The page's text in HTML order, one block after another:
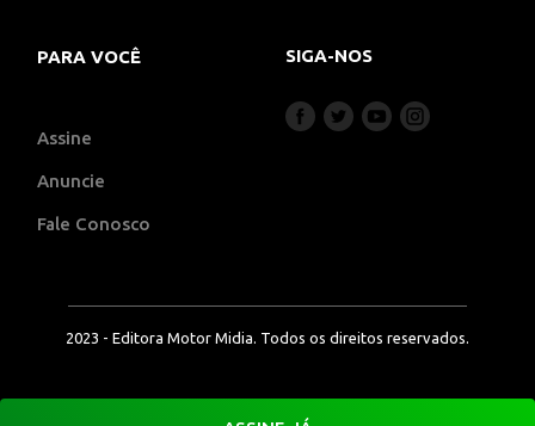
PARA VOCÊ
Assine
Anuncie
Fale Conosco
SIGA-NOS
2023 - Editora Motor Midia. Todos os direitos reservados.